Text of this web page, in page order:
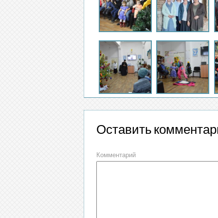
Оставить
Комментарий